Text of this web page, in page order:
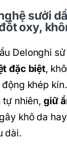
sưởi
oxy,
Delonghi
đặc biệt,
khép
tự nhiên, giữ
khô da
dài.